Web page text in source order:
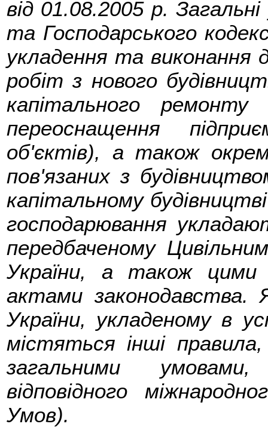
від 01.08.2005 р.
та Господарського
укладення та виконання
робіт з нового
капітального ремонту
переоснащення
об'єктів), а також
пов'язаних з
капітальному
господарювання
передбаченому
України, а також цими
актами законодавства.
України, укладеному в
містяться інші
загальними
відповідного
Умов).